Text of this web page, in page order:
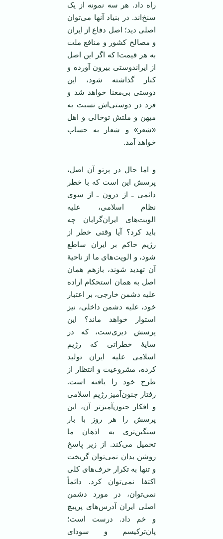
راه داد. هر سه نمونه از یک
سنخ‌اند. در بنیاد آنها می‌توان
اصلی دید؛ اصل دفاع از ایران
و مصالح کشور و منافع ملت
به هر قیمت! که اگر این اصل
از ایراندوستی بیرون آورده و
کنار گذاشته شود، این
دوستی بی‌معنا خواهد شد و
فرد در دوستی‌اش نسبت به
میهن و ملتش توخالی و اهل
«شعر» و شعار به حساب
خواهد آمد.
و اما حال در پرتو آن اصل،
پرسش این است که با خطر
دائمی ـ از درون ـ از سوی
نظام اسلامی، علیه
الویت‌های ایران‌گرایان چه
باید کرد؟ آیا وقتی خطر از
رژیم حاکم بر ایران ساطع
شود، و الویت‌های ما از ناحیۀ
آن تهدید شوند، بازهم همان
اصل به همان استحکام اراده
علیه دشمن خارجی، بر اعتبار
خود، علیه دشمن داخلی، نیز
استوار خواهد ماند؟ این
پرسش دیری‌ست، که در
سایۀ خطراتی که رژیم
اسلامی علیه ایران تولید
کرده، مشروعیت و انتظار از
طرح خود را یافته است.
رفتار جنون‌آمیز رژیم اسلامی
و افکار جنون‌آمیزتر آن، این
پرسش را هر روز با بار
سنگین‌تری به اذهان ما
تحمیل می‌کند. از زیر پاسخ
روشن بدان نمی‌توان گریخت
و تنها به تکرار حرف‌های کلی
اکتفا نمی‌توان کرد. دائماً
نمی‌توان، در مورد دشمن
اصلی ایران آدرس‌های پرپیچ
و خم داد. درست است؛
پان‌ترکیسم و سودای